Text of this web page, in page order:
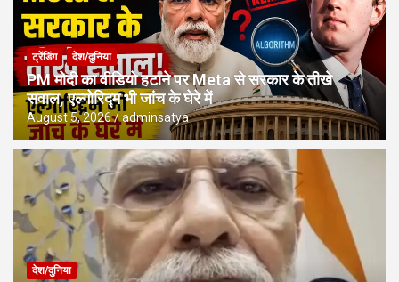
ट्रेंडिंग देश/दुनिया
PM मोदी का वीडियो हटाने पर Meta से सरकार के तीखे
सवाल, एल्गोरिद्म भी जांच के घेरे में
August 5, 2026 adminsatya
देश/दुनिया